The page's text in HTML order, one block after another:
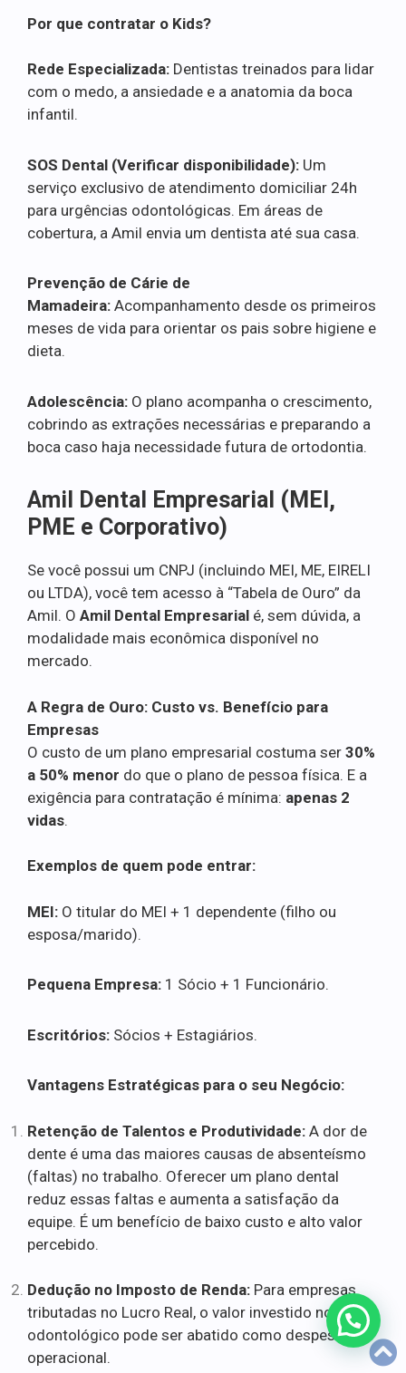
Por que contratar o Kids?
Rede Especializada: Dentistas treinados para lidar
com o medo, a ansiedade e a anatomia da boca
infantil.
SOS Dental (Verificar disponibilidade): Um
serviço exclusivo de atendimento domiciliar 24h
para urgências odontológicas. Em áreas de
cobertura, a Amil envia um dentista até sua casa.
Prevenção de Cárie de
Mamadeira: Acompanhamento desde os primeiros
meses de vida para orientar os pais sobre higiene e
dieta.
Adolescência: O plano acompanha o crescimento,
cobrindo as extrações necessárias e preparando a
boca caso haja necessidade futura de ortodontia.
Amil Dental Empresarial (MEI,
PME e Corporativo)
Se você possui um CNPJ (incluindo MEI, ME, EIRELI
ou LTDA), você tem acesso à “Tabela de Ouro” da
Amil. O Amil Dental Empresarial é, sem dúvida, a
modalidade mais econômica disponível no
mercado.
A Regra de Ouro: Custo vs. Benefício para
Empresas
O custo de um plano empresarial costuma ser 30%
a 50% menor do que o plano de pessoa física. E a
exigência para contratação é mínima: apenas 2
vidas.
Exemplos de quem pode entrar:
MEI: O titular do MEI + 1 dependente (filho ou
esposa/marido).
Pequena Empresa: 1 Sócio + 1 Funcionário.
Escritórios: Sócios + Estagiários.
Vantagens Estratégicas para o seu Negócio:
Retenção de Talentos e Produtividade: A dor de
dente é uma das maiores causas de absenteísmo
(faltas) no trabalho. Oferecer um plano dental
reduz essas faltas e aumenta a satisfação da
equipe. É um benefício de baixo custo e alto valor
percebido.
Dedução no Imposto de Renda: Para empresas
tributadas no Lucro Real, o valor investido no plano
odontológico pode ser abatido como despesa
operacional.